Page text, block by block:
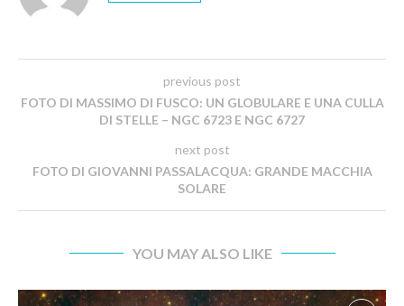
previous post
FOTO DI MASSIMO DI FUSCO: UN GLOBULARE E UNA CULLA
DI STELLE – NGC 6723 E NGC 6727
next post
FOTO DI GIOVANNI PASSALACQUA: GRANDE MACCHIA
SOLARE
YOU MAY ALSO LIKE